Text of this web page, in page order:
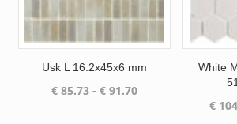
Usk L 16.2x45x6 mm
€85.73 - €91.70Prijsklasse:
White
€